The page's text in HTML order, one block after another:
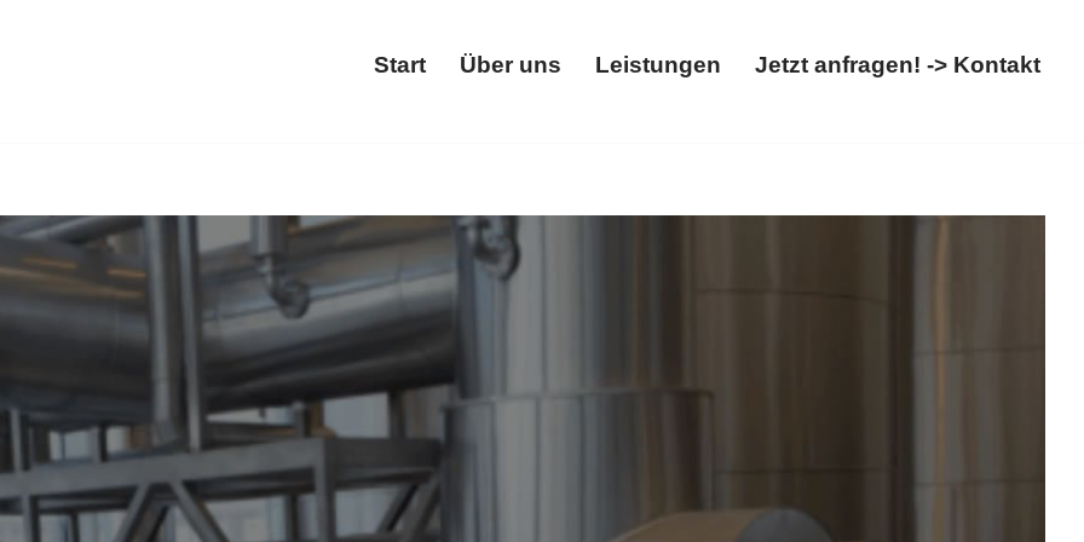
Start Über uns Leistungen Jetzt anfragen! -> Kontakt